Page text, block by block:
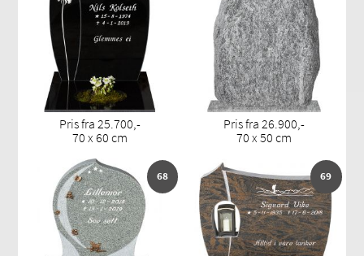
Pris fra 25.700,-
70 x 60 cm
Pris fra 26.900,-
70 x 50 cm
68 69